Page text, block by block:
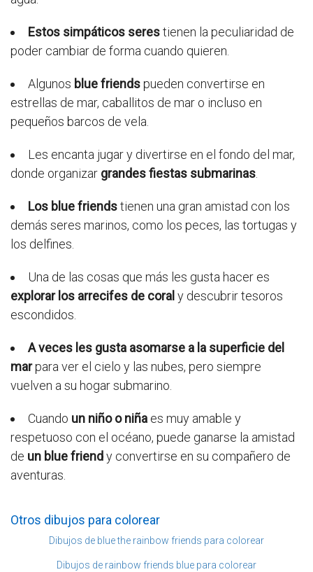
Estos simpáticos serestienen la peculiaridad de
poder cambiar de forma cuando quieren.
Algunos blue friendspueden convertirse en
estrellas de mar, caballitos de mar o incluso en
pequeños barcos de vela.
Les encanta jugar y divertirse en el fondo del mar,
donde organizar grandes fiestas submarinas.
Los blue friendstienen una gran amistad con los
demás seres marinos, como los peces, las tortugas y
los delfines.
Una de las cosas que más les gusta hacer es
explorar los arrecifes de coral y descubrir tesoros
escondidos.
A veces les gusta asomarse a la superficie del
marpara ver el cielo y las nubes, pero siempre
vuelven a su hogar submarino.
Cuando un niño o niña es muy amable y
respetuoso con el océano, puede ganarse la amistad
de un blue friendy convertirse en su compañero de
aventuras.
Otros dibujos para colorear
Dibujos de blue the rainbow friends para colorear
Dibujos de rainbow friends blue para colorear